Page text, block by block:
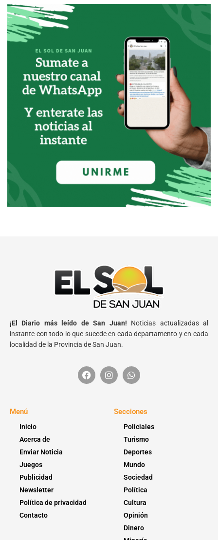
¡El Diario más leído de San Juan! Noticias actualizadas al
instante con todo lo que sucede en cada departamento y en cada
localidad de la Provincia de San Juan.
Menú
Inicio
Acerca de
Enviar Noticia
Juegos
Publicidad
Newsletter
Política de privacidad
Contacto
Secciones
Policiales
Turismo
Deportes
Mundo
Sociedad
Política
Cultura
Opinión
Dinero